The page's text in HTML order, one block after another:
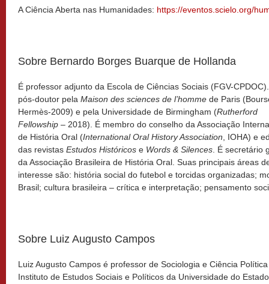
A Ciência Aberta nas Humanidades: https://eventos.scielo.org/
Sobre Bernardo Borges Buarque de Hollanda
É professor adjunto da Escola de Ciências Sociais (FGV-
pós-doutor pela Maison des sciences de l’homme de Paris
Hermès-2009) e pela Universidade de Birmingham (Rutherford
Fellowship – 2018). É membro do conselho da Associação
de História Oral (International Oral History Association , IOHA) e
das revistas Estudos Históricos e Words & Silences . É secretário
da Associação Brasileira de História Oral. Suas principais áreas
interesse são: história social do futebol e torcidas organizadas;
Brasil; cultura brasileira – crítica e interpretação; pensamento
Sobre Luiz Augusto Campos
Luiz Augusto Campos é professor de Sociologia e Ciência
Instituto de Estudos Sociais e Políticos da Universidade do